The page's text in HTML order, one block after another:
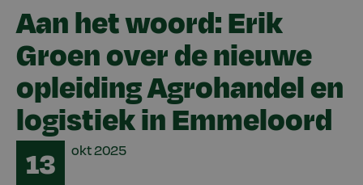
Aan het woord: Erik
Groen over de nieuwe
opleiding Agrohandel en
logistiek in Emmeloord
13 okt2025